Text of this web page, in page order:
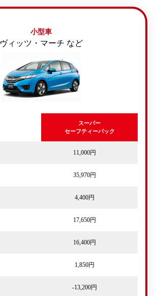
小型車
ヴィッツ・マーチ など
スーパー
セーフティーパック
11,000円
35,970円
4,400円
17,650円
16,400円
1,850円
-13,200円